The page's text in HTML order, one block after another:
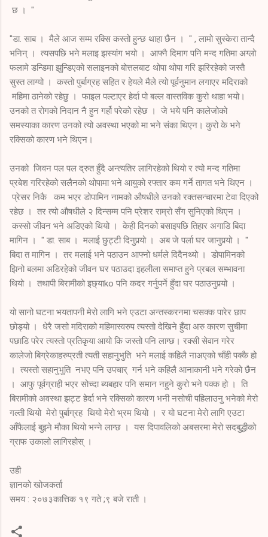
छ । "
"डा. साब । मैले आज सम्म रक्सि कस्तो हुन्छ थाहा छैन । " , लामो सुस्केरा तान्दै
भनिन् । त्यसपछि भने मलाइ झस्यांग भयो । आफ्नै दिमाग पनि मन्द गतिमा अग्लो
फलामे डन्डिमा झुन्डिएको सलाइनको बोत्तलबाट थोपा थोपा गरि झरिरहेको जस्तै
सुस्त लाग्यो । कस्तो पुर्बाग्रह सहित र हेयले मैले त्यो पूर्वनुमान लगाएर मदिराको
महिमा ठानेको रहेछु । फाइल पल्टाएर हेर्दा पो बल्ल वास्तविक कुरो थाहा भयो।
उनको त रोगको निदान नै हुन गर्हो परेको रहेछ । जे भये पनि कालेजोको
समस्याका कारण उनको त्यो अवस्था भएको मा भने संका थिएन। कुरो के भने
रक्सिको कारण भने थिएन।
उनको जिवन पल पल द्रुत हुँदै अन्त्यतिर लागिरहेको थियो र त्यो मन्द गतिमा
प्रबेश गरिरहेको सलैनको थोपामा भने आयुको रफ्तार कम गर्ने तागत भने थिएन ।
प्रेसर निकै कम भएर डोपामिन नामको औषधीले उनको रक्तसन्चारमा टेवा दिएको
रहेछ । तर त्यो औषधीले २ दिन्सम्म पनि प्रेशर राम्रो सँग सुनिएको थिएन ।
कस्सो जीवन भने अडिएको थियो । केही दिनको बसाइपछि तिहार अगाडि बिदा
मागिन । " डा. साब । मलाई छुट्टी दिनुपर्‍यो । अब जे पर्ला घर जानुपर्‍यो । "
बिदा त मागिन । तर मलाई भने पठाउन आफ्नो धर्मले दिदैनथ्यो । डोपामिनको
झिनो बलमा अडिरहेको जीवन घर पठाउदा इहलीला समाप्त हुने प्रबल सम्भावना
थियो । तथापी बिरामीको इछ्याko पनि कदर गर्नुपर्ने हुँदा घर पठाउनुपर्‍यो ।
यो सानो घटना भयतापनी मेरो लागि भने एउटा अन्तस्करनमा चसक्क पारेर छाप
छोड्यो । धेरै जसो मदिराको महिमास्वरुप त्यस्तो देखिने हुँदा अरु कारण सुचीमा
पछाडि परेर त्यस्तो प्रतिकृया आयो कि जस्तो पनि लाग्छ। रक्सी सेवान गरेर
कालेजो बिग्रेकाहरुप्रती त्यती सहानुभुति भने मलाई कहिलै नाअएको चाँही पक्कै हो
। त्यस्तो सहानुभुति नभए पनि उपचार् गर्न भने कहिलै आनाकानी भने गरेको छैन
। आफु पूर्वग्राही भएर सोच्दा ब्यबहार पनि समान नहुने कुरो भने पक्क हो । ति
बिरामीको अवस्था झट्ट हेर्दा भने रक्सिको कारण भनी नसोची पहिलाउनु भनेको मेरो
गल्ती थियो मेरो पुर्बाग्रह थियो मेरो भ्रम थियो । र यो घटना मेरो लागि एउटा
आँफैलाई बुझ्ने मौका थियो भन्ने लाग्छ । यस दिपावलिको अबसरमा मेरो सदबुद्धीको
ग्राफ उकालो लागिरहोस् ।
उही
ज्ञानको खोजकर्ता
समय : २०७३कात्तिक १९ गते ;९ बजे राती ।